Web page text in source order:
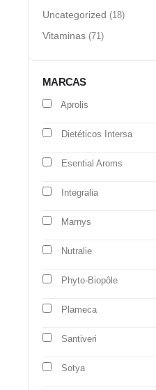
Uncategorized (18)
Vitaminas (71)
MARCAS
Aprolis
Dietéticos Intersa
Esential Aroms
Integralia
Marnys
Nutralie
Phyto-Biopôle
Plameca
Santiveri
Sotya